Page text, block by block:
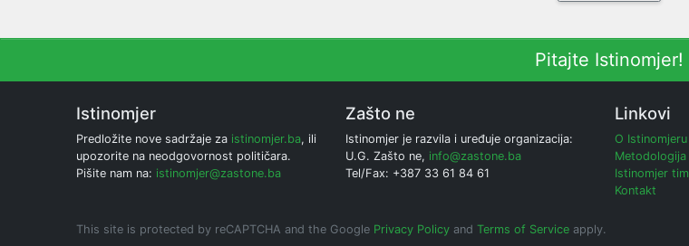
Pitajte Istinomjer!
Istinomjer
Predložite nove sadržaje za istinomjer.ba, ili
upozorite na neodgovornost političara.
Pišite nam na: istinomjer@zastone.ba
Zašto ne
Istinomjer je razvila i uređuje organizacija:
U.G. Zašto ne, info@zastone.ba
Tel/Fax: +387 33 61 84 61
Linkovi
O Istinomjeru
Metodologija
Istinomjer tim
Kontakt
This site is protected by reCAPTCHA and the Google Privacy Policy and Terms of Service apply.